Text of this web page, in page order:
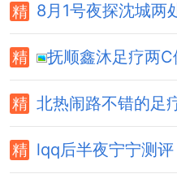
8月1号夜探沈城两
抚顺鑫沐足疗两
北热闹路不错的足
lqq后半夜宁宁测